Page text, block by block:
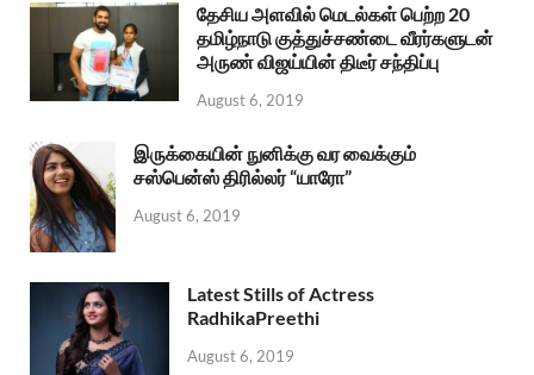
தேசிய அளவில் மெடல்கள் பெற்ற 20
தமிழ்நாடு குத்துச்சண்டை வீரர்களுடன்
அருண் விஜய்யின் திடீர் சந்திப்பு
August 6, 2019
இருக்கையின் நுனிக்கு வர வைக்கும்
சஸ்பென்ஸ் திரில்லர் “யாரோ”
August 6, 2019
Latest Stills of Actress
RadhikaPreethi
August 6, 2019